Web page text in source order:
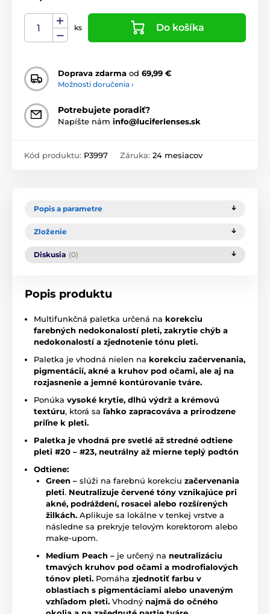
ks Do košíka
Doprava zdarma od 69,99 €
Možnosti doručenia ›
Potrebujete poradiť?
Napíšte nám info@luciferlenses.sk
Kód produktu: P3997 Záruka: 24 mesiacov
Popis a parametre
Zloženie
Diskusia (0)
Popis produktu
Multifunkčná paletka určená na korekciu
farebných nedokonalostí pleti, zakrytie chýb a
nedokonalostí a zjednotenie tónu pleti.
Paletka je vhodná nielen na korekciu začervenania,
pigmentácií, akné a kruhov pod očami, ale aj na
rozjasnenie a jemné kontúrovanie tváre.
Ponúka vysoké krytie, dlhú výdrž a krémovú
textúru, ktorá sa ľahko zapracováva a prirodzene
priľne k pleti.
Paletka je vhodná pre svetlé až stredné odtiene
pleti #20 – #23, neutrálny až mierne teplý podtón
Odtiene:
Green – slúži na farebnú korekciu začervenania
pleti. Neutralizuje červené tóny vznikajúce pri
akné, podráždení, rosacei alebo rozšírených
žilkách. Aplikuje sa lokálne v tenkej vrstve a
následne sa prekryje telovým korektorom alebo
make-upom.
Medium Peach – je určený na neutralizáciu
tmavých kruhov pod očami a modrofialových
tónov pleti. Pomáha zjednotiť farbu v
oblastiach s pigmentáciami alebo unaveným
vzhľadom pleti. Vhodný najmä do očného